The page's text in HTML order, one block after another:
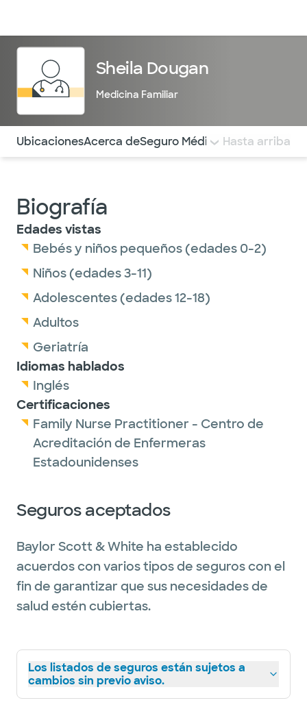
Sheila Dougan
Medicina Familiar
Utilice esta navegación para saltar rápidamente a
UbicacionesAcerca deSeguro Médico COMENTARIOS
Hasta arriba
Biografía
Edades vistas
Bebés y niños pequeños (edades 0-2)
Niños (edades 3-11)
Adolescentes (edades 12-18)
Adultos
Geriatría
Idiomas hablados
Inglés
Certificaciones
Family Nurse Practitioner - Centro de
Acreditación de Enfermeras
Estadounidenses
Seguros aceptados
Baylor Scott & White ha establecido
acuerdos con varios tipos de seguros con el
fin de garantizar que sus necesidades de
salud estén cubiertas.
Los listados de seguros están sujetos a
cambios sin previo aviso.